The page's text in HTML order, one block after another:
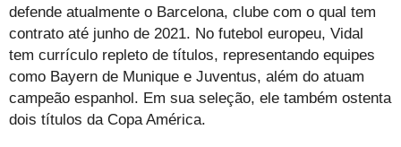
defende atualmente o Barcelona, clube com o qual tem
contrato até junho de 2021. No futebol europeu, Vidal
tem currículo repleto de títulos, representando equipes
como Bayern de Munique e Juventus, além do atuam
campeão espanhol. Em sua seleção, ele também ostenta
dois títulos da Copa América.